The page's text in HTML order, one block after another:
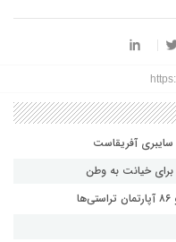
خیانت به وطن